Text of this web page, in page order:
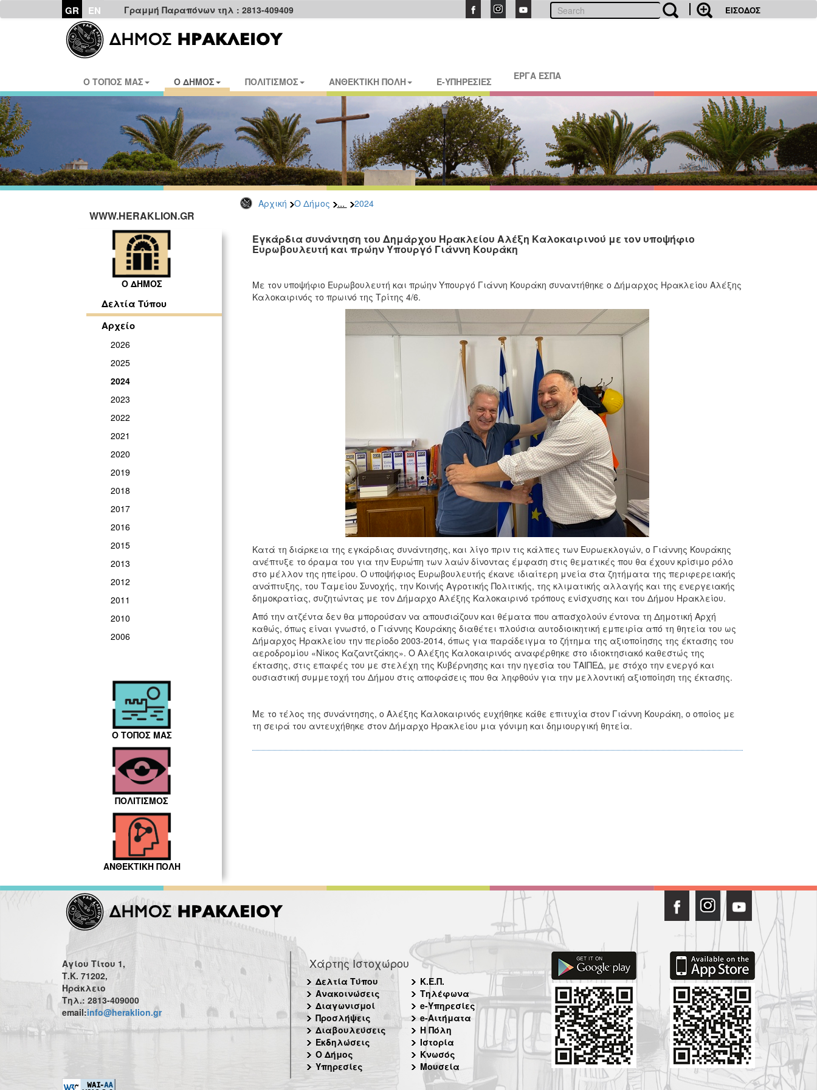
GR EN Γραμμή Παραπόνων τηλ : 2813-409409 ΕΙΣΟΔΟΣ
Ο ΤΟΠΟΣ ΜΑΣ Ο ΔΗΜΟΣ ΠΟΛΙΤΙΣΜΟΣ ΑΝΘΕΚΤΙΚΗ ΠΟΛΗ E-ΥΠΗΡΕΣΙΕΣ ΕΡΓΑ ΕΣΠΑ
Αρχική Ο Δήμος ... 2024
WWW.HERAKLION.GR
Ο ΔΗΜΟΣ
Δελτία Τύπου
Αρχείο
2026
2025
2024
2023
2022
2021
2020
2019
2018
2017
2016
2015
2013
2012
2011
2010
2006
Ο ΤΟΠΟΣ ΜΑΣ
ΠΟΛΙΤΙΣΜΟΣ
ΑΝΘΕΚΤΙΚΗ ΠΟΛΗ
Εγκάρδια συνάντηση του Δημάρχου Ηρακλείου Αλέξη Καλοκαιρινού με τον υποψήφιο
Ευρωβουλευτή και πρώην Υπουργό Γιάννη Κουράκη
Με τον υποψήφιο Ευρωβουλευτή και πρώην Υπουργό Γιάννη Κουράκη συναντήθηκε ο Δήμαρχος Ηρακλείου Αλέξης
Καλοκαιρινός το πρωινό της Τρίτης 4/6.
Κατά τη διάρκεια της εγκάρδιας συνάντησης, και λίγο πριν τις κάλπες των Ευρωεκλογών, ο Γιάννης Κουράκης
ανέπτυξε το όραμα του για την Ευρώπη των λαών δίνοντας έμφαση στις θεματικές που θα έχουν κρίσιμο ρόλο
στο μέλλον της ηπείρου. Ο υποψήφιος Ευρωβουλευτής έκανε ιδιαίτερη μνεία στα ζητήματα της περιφερειακής
ανάπτυξης, του Ταμείου Συνοχής, την Κοινής Αγροτικής Πολιτικής, της κλιματικής αλλαγής και της ενεργειακής
δημοκρατίας, συζητώντας με τον Δήμαρχο Αλέξης Καλοκαιρινό τρόπους ενίσχυσης και του Δήμου Ηρακλείου.
Από την ατζέντα δεν θα μπορούσαν να απουσιάζουν και θέματα που απασχολούν έντονα τη Δημοτική Αρχή
καθώς, όπως είναι γνωστό, ο Γιάννης Κουράκης διαθέτει πλούσια αυτοδιοικητική εμπειρία από τη θητεία του ως
Δήμαρχος Ηρακλείου την περίοδο 2003-2014, όπως για παράδειγμα το ζήτημα της αξιοποίησης της έκτασης του
αεροδρομίου «Νίκος Καζαντζάκης». Ο Αλέξης Καλοκαιρινός αναφέρθηκε στο ιδιοκτησιακό καθεστώς της
έκτασης, στις επαφές του με στελέχη της Κυβέρνησης και την ηγεσία του ΤΑΙΠΕΔ, με στόχο την ενεργό και
ουσιαστική συμμετοχή του Δήμου στις αποφάσεις που θα ληφθούν για την μελλοντική αξιοποίηση της έκτασης.
Με το τέλος της συνάντησης, ο Αλέξης Καλοκαιρινός ευχήθηκε κάθε επιτυχία στον Γιάννη Κουράκη, ο οποίος με
τη σειρά του αντευχήθηκε στον Δήμαρχο Ηρακλείου μια γόνιμη και δημιουργική θητεία.
Αγίου Τίτου 1,
Τ.Κ. 71202,
Ηράκλειο
Τηλ.: 2813-409000
email:info@heraklion.gr
Χάρτης Ιστοχώρου
Δελτία Τύπου
Ανακοινώσεις
Διαγωνισμοί
Προσλήψεις
Διαβουλεύσεις
Εκδηλώσεις
Ο Δήμος
Υπηρεσίες
Κ.Ε.Π.
Τηλέφωνα
e-Υπηρεσίες
e-Αιτήματα
Η Πόλη
Ιστορία
Κνωσός
Μουσεία